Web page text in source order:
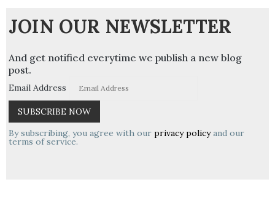
JOIN OUR NEWSLETTER
And get notified everytime we publish a new blog
post.
Email Address
By subscribing, you agree with our privacy policyand our
terms of service.